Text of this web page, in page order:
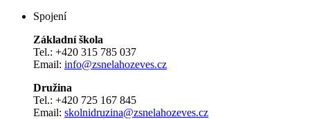
Spojení
Základní škola
Tel.: +420 315 785 037
Email: info@zsnelahozeves.cz
Družina
Tel.: +420 725 167 845
Email: skolnidruzina@zsnelahozeves.cz